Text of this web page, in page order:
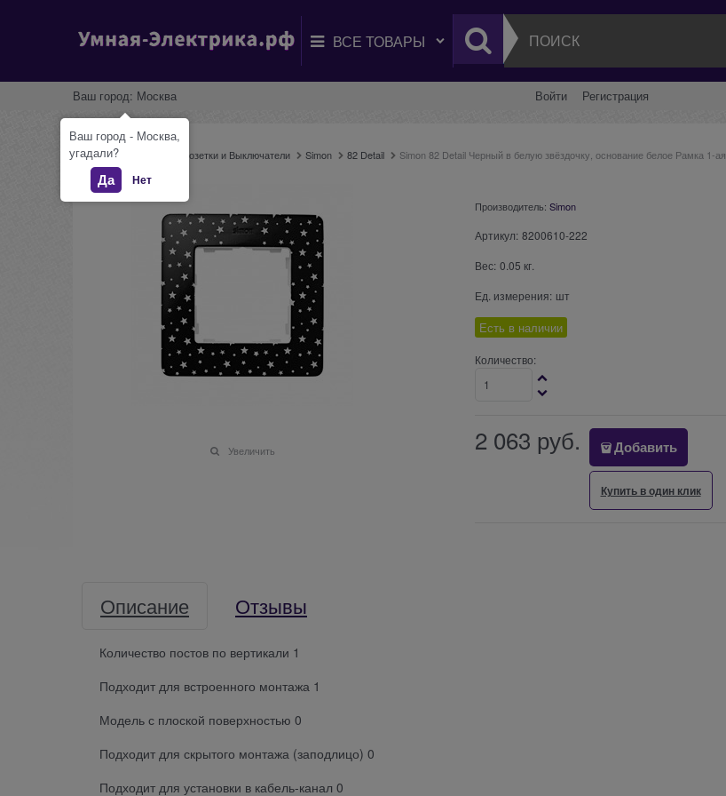
Ваш город: Москва Войти Регистрация
Главная Розетки и Выключатели Simon 82 Detail Simon 82 Detail Черный в белую звёздочку, основание белое Рамка 1-ая
Увеличить
Производитель: Simon
Артикул: 8200610-222
Вес: 0.05 кг.
Ед. измерения: шт
Есть в наличии
Количество:
2 063 руб. Добавить
Купить в один клик
Описание Отзывы
Количество постов по вертикали 1
Подходит для встроенного монтажа 1
Модель с плоской поверхностью 0
Подходит для скрытого монтажа (заподлицо) 0
Подходит для установки в кабель-канал 0
Ваш город - Москва,
угадали?
Да Нет